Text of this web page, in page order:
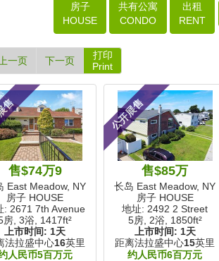
房子
HOUSE
共有公寓
CONDO
出租
RENT
上一页 下一页
打印
Print
售$74万9
East Meadow, NY
房子 HOUSE
: 2671 7th Avenue
房, 3浴, 1417ft²
上市时间: 1天
法拉盛中心16英里
人民币5百万元
公开展售
售$85万
长岛 East Meadow, NY
房子 HOUSE
地址: 2492 2 Street
5房, 2浴, 1850ft²
上市时间: 1天
距离法拉盛中心15英里
约人民币6百万元